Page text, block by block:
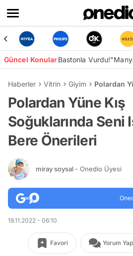
Güncel KonularBastonla Vurdu!
Haberler Vitrin Giyim Polardan
Polardan Yüne Kış
Soğuklarında Seni
Bere Önerileri
miray soysal - Onedio Üyesi
19.11.2022 - 06:10
Favori Yorum Yap